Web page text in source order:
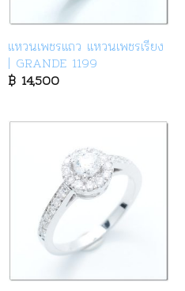
แหวนเพชรแถว แหวนเพชรเรียง
| GRANDE 1199
฿14,500